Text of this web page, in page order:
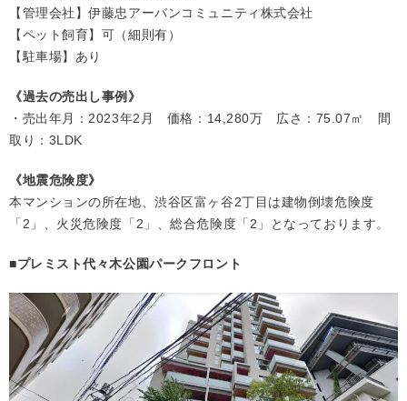
【管理会社】伊藤忠アーバンコミュニティ株式会社
【ペット飼育】可（細則有）
【駐車場】あり
《過去の売出し事例》
・売出年月：2023年2月 価格：14,280万 広さ：75.07㎡ 間
取り：3LDK
《地震危険度》
本マンションの所在地、渋谷区富ヶ谷2丁目は建物倒壊危険度
「2」、火災危険度「2」、総合危険度「2」となっております。
■プレミスト代々木公園パークフロント